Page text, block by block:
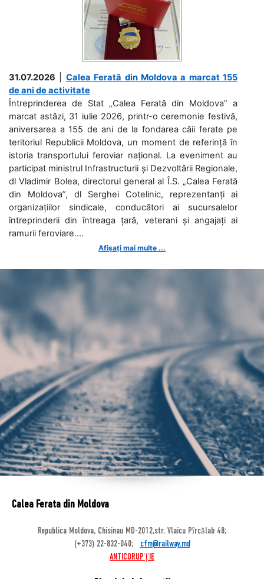
31.07.2026
Calea Ferată din Moldova a marcat 155
de ani de activitate
Întreprinderea de Stat „Calea Ferată din Moldova” a
marcat astăzi, 31 iulie 2026, printr-o ceremonie festivă,
aniversarea a 155 de ani de la fondarea căii ferate pe
teritoriul Republicii Moldova, un moment de referință în
istoria transportului feroviar național. La eveniment au
participat ministrul Infrastructurii și Dezvoltării Regionale,
dl Vladimir Bolea, directorul general al Î.S. „Calea Ferată
din Moldova”, dl Serghei Cotelinic, reprezentanți ai
organizațiilor sindicale, conducători ai sucursalelor
întreprinderii din întreaga țară, veterani și angajați ai
ramurii feroviare....
Afișați mai multe ...
Calea Ferata din Moldova
Republica Moldova, Chisinau MD-2012,str. Vlaicu Pîrcălab 48;
(+373) 22-832-040;
cfm@railway.md
ANTICORUPȚIE